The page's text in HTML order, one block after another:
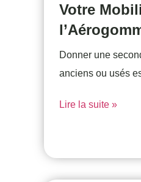
Votre
Donner une
anciens ou usés
Lire la suite »